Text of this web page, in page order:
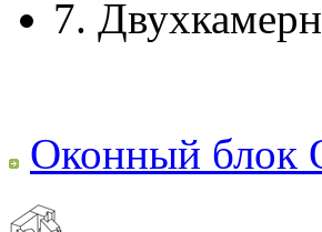
7.
Оконный блок